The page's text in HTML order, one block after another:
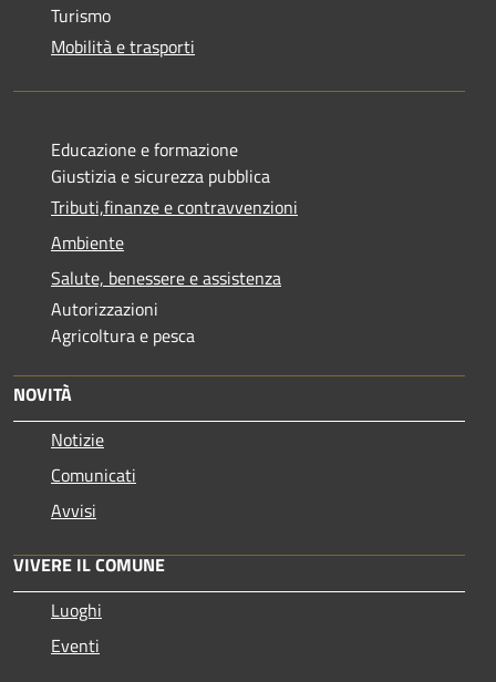
Turismo
Mobilità e trasporti
Educazione e formazione
Giustizia e sicurezza pubblica
Tributi,finanze e contravvenzioni
Ambiente
Salute, benessere e assistenza
Autorizzazioni
Agricoltura e pesca
NOVITÀ
Notizie
Comunicati
Avvisi
VIVERE IL COMUNE
Luoghi
Eventi